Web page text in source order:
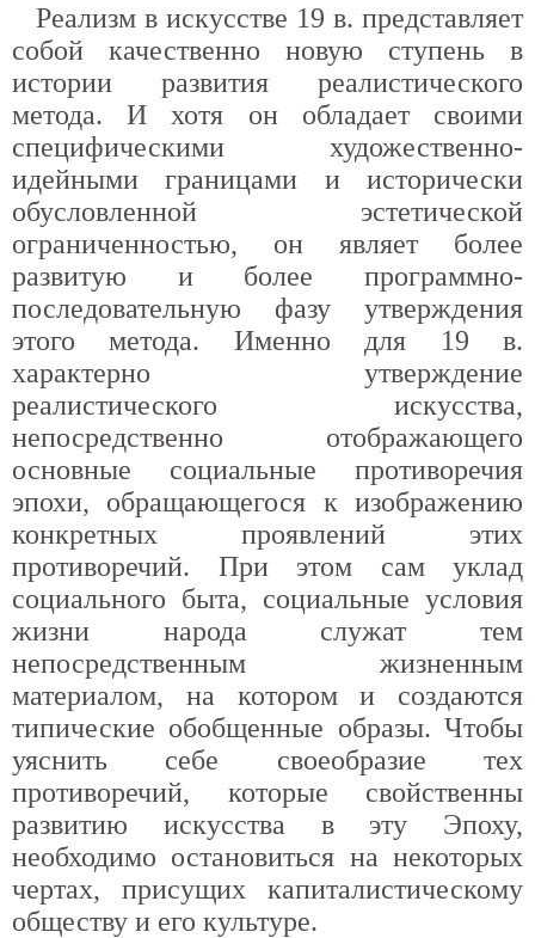
Реализм в искусстве 19 в. представляет
собой качественно новую ступень в
истории развития реалистического
метода. И хотя он обладает своими
специфическими художественно-
идейными границами и исторически
обусловленной эстетической
ограниченностью, он являет более
развитую и более программно-
последовательную фазу утверждения
этого метода. Именно для 19 в.
характерно утверждение
реалистического искусства,
непосредственно отображающего
основные социальные противоречия
эпохи, обращающегося к изображению
конкретных проявлений этих
противоречий. При этом сам уклад
социального быта, социальные условия
жизни народа служат тем
непосредственным жизненным
материалом, на котором и создаются
типические обобщенные образы. Чтобы
уяснить себе своеобразие тех
противоречий, которые свойственны
развитию искусства в эту Эпоху,
необходимо остановиться на некоторых
чертах, присущих капиталистическому
обществу и его культуре.